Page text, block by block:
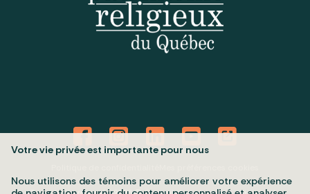
Votre vie privée est importante pour nous
Nous utilisons des témoins pour améliorer votre expérience